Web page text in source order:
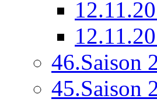
46.Saison
45.Saison